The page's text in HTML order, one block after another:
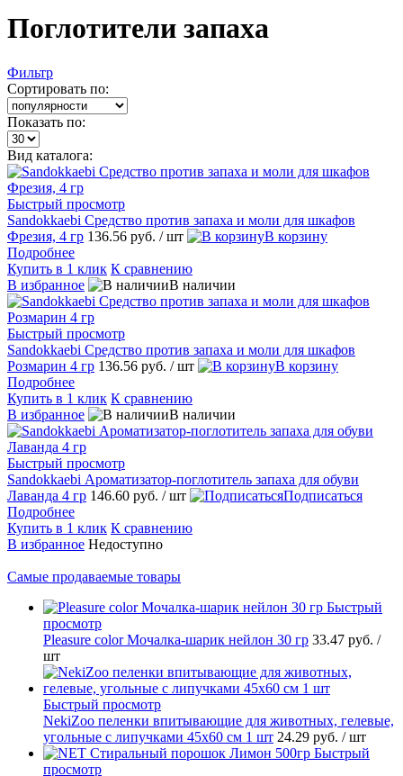
Поглотители запаха
Фильтр
Сортировать по:
Показать по:
Вид каталога:
Быстрый просмотр
Sandokkaebi Средство против запаха и моли для шкафов
Фрезия, 4 гр 136.56 руб. / шт
В корзину
Подробнее
Купить в 1 клик К сравнению
В избранное
В наличии
Быстрый просмотр
Sandokkaebi Средство против запаха и моли для шкафов
Розмарин 4 гр 136.56 руб. / шт
В корзину
Подробнее
Купить в 1 клик К сравнению
В избранное
В наличии
Быстрый просмотр
Sandokkaebi Ароматизатор-поглотитель запаха для обуви
Лаванда 4 гр 146.60 руб. / шт
Подписаться
Подробнее
Купить в 1 клик К сравнению
В избранное Недоступно
Самые продаваемые товары
Быстрый
просмотр
Pleasure сolor Мочалка-шарик нейлон 30 гр 33.47 руб. /
шт
Быстрый просмотр
NekiZoo пеленки впитывающие для животных, гелевые,
угольные с липучками 45х60 см 1 шт 24.29 руб. / шт
Быстрый
просмотр